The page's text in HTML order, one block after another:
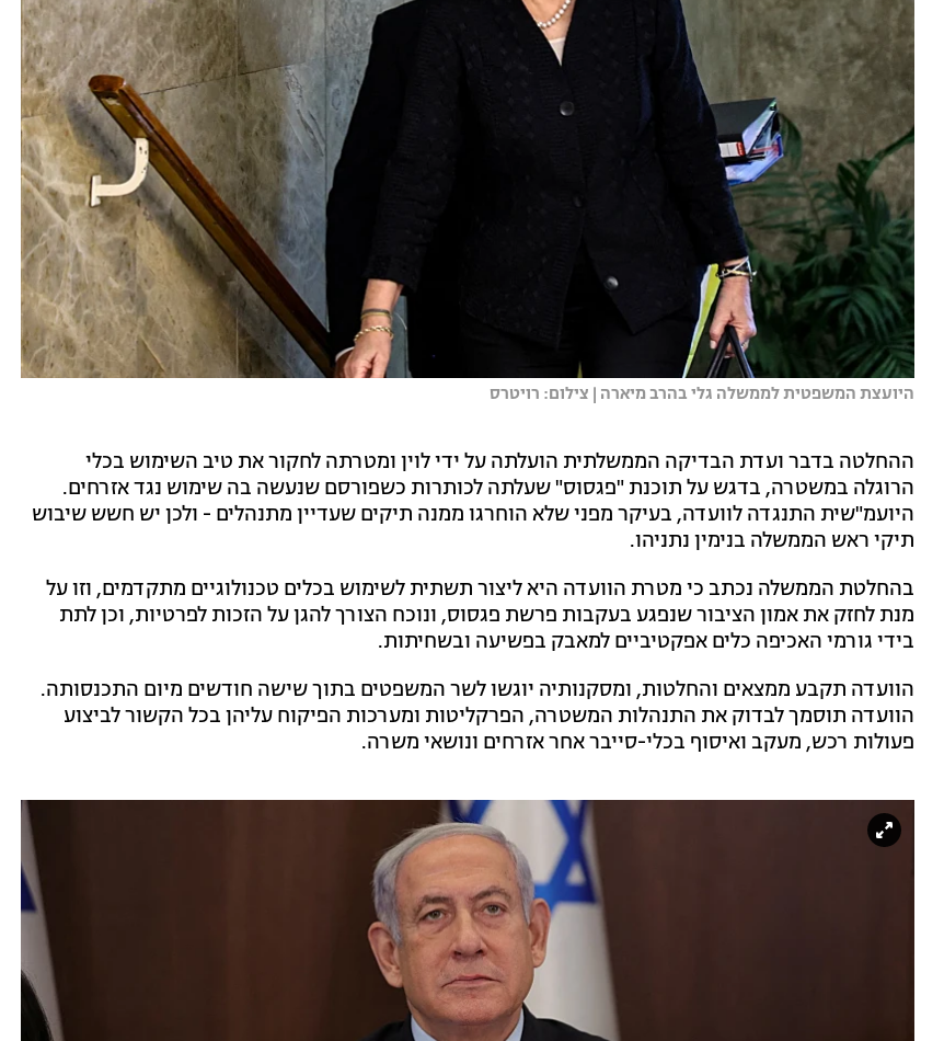
היועצת המשפטית לממשלה גלי בהרב מיארה | צילום: רויטרס
ההחלטה בדבר ועדת הבדיקה הממשלתית הועלתה על ידי לוין ומטרתה לחקור את טיב השימוש בכלי
הרוגלה במשטרה, בדגש על תוכנת "פגסוס" שעלתה לכותרות כשפורסם שנעשה בה שימוש נגד אזרחים.
היועמ"שית התנגדה לוועדה, בעיקר מפני שלא הוחרגו ממנה תיקים שעדיין מתנהלים - ולכן יש חשש שיבוש
תיקי ראש הממשלה בנימין נתניהו.
בהחלטת הממשלה נכתב כי מטרת הוועדה היא ליצור תשתית לשימוש בכלים טכנולוגיים מתקדמים, וזו על
מנת לחזק את אמון הציבור שנפגע בעקבות פרשת פגסוס, ונוכח הצורך להגן על הזכות לפרטיות, וכן לתת
בידי גורמי האכיפה כלים אפקטיביים למאבק בפשיעה ובשחיתות.
הוועדה תקבע ממצאים והחלטות, ומסקנותיה יוגשו לשר המשפטים בתוך שישה חודשים מיום התכנסותה.
הוועדה תוסמך לבדוק את התנהלות המשטרה, הפרקליטות ומערכות הפיקוח עליהן בכל הקשור לביצוע
פעולות רכש, מעקב ואיסוף בכלי-סייבר אחר אזרחים ונושאי משרה.